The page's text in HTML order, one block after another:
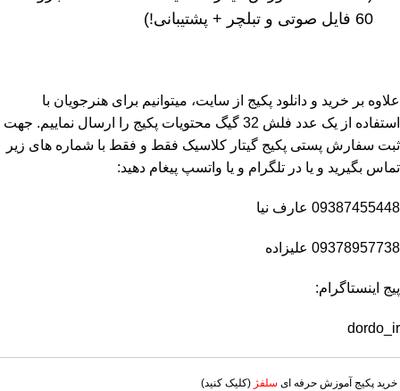
60 فایل صوتی و تبلچر + پشتیبانی!)
علاوه بر خرید و دانلود پکیج از سایت، میتوانیم برای هنرجویان با
استفاده از یک عدد فلش 32 گیگ محتویات پکیج را ارسال نماییم. جهت
ثبت سفارش پستی پکیج گیتار کلاسیک فقط و فقط با شماره های زیر
تماس بگیرید و یا در تلگرام و یا واتسپ پیغام دهید:
09387455448 عارف نیا
09378957738 علیزاده
پیج اینستاگرام:
dordo_ir
خرید پکیج آموزش حرفه ای سلفژ (کلیک کنید)